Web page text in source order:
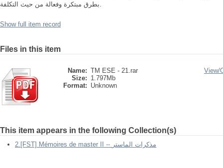
بطرق مبتكرة وفعالة من حيث التكلفة.
Show full item record
Files in this item
Name: TM ESE - 21.rar
Size: 1.797Mb
Format: Unknown
View/
This item appears in the following Collection(s)
2.[FST] Mémoires de master II -- مذكرات الماستر